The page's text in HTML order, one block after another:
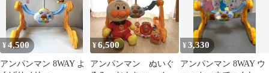
¥4,500
アンパンマン 8WAY よ
¥6,500
アンパンマン ぬいぐ
¥3,330
アンパンマン 8WAY ウ